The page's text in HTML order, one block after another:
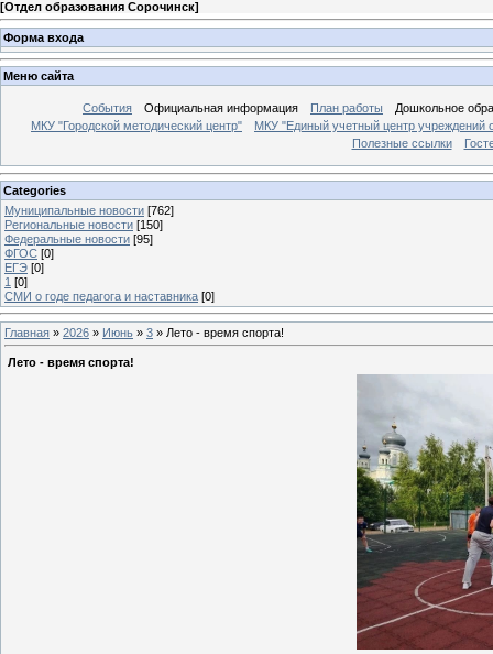
[Отдел образования Сорочинск]
Форма входа
Меню сайта
События Официальная информация План работы
Дошкольное
МКУ "Городской методический центр"
МКУ "Единый учетный центр учреждений
Полезные ссылки
Categories
Муниципальные новости [762]
Региональные новости [150]
Федеральные новости [95]
ФГОС [0]
ЕГЭ [0]
1 [0]
СМИ о годе педагога и наставника [0]
Главная » 2026 » Июнь » 3 » Лето - время спорта!
Лето - время спорта!